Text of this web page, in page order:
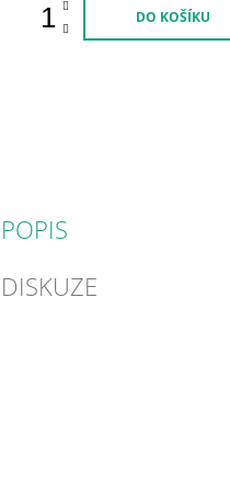
DO KOŠÍKU
POPIS
DISKUZE